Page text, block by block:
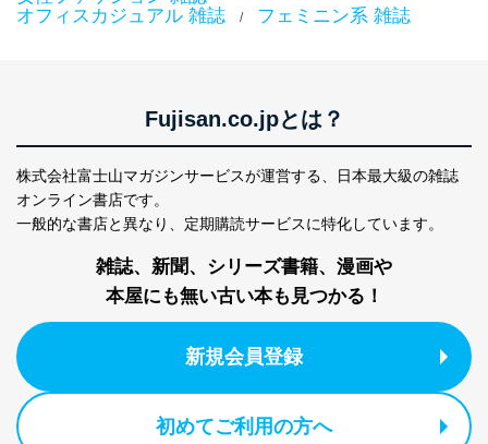
オフィスカジュアル 雑誌 / フェミニン系 雑誌
Fujisan.co.jpとは？
株式会社富士山マガジンサービスが運営する、
日本最大級の雑誌
オンライン書店です。
一般的な書店と異なり、 定期購読サービスに特化しています。
雑誌、新聞、シリーズ書籍、漫画や
本屋にも無い古い本も見つかる！
新規会員登録
初めてご利用の方へ